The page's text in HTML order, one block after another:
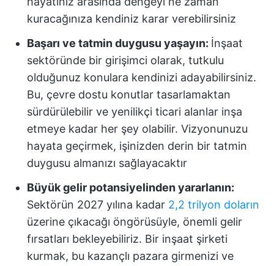
kuracağınıza kendiniz karar verebilirsiniz
Başarı ve tatmin duygusu yaşayın: İnşaat
sektöründe bir girişimci olarak, tutkulu
olduğunuz konulara kendinizi adayabilirsiniz.
Bu, çevre dostu konutlar tasarlamaktan
sürdürülebilir ve yenilikçi ticari alanlar inşa
etmeye kadar her şey olabilir. Vizyonunuzu
hayata geçirmek, işinizden derin bir tatmin
duygusu almanızı sağlayacaktır
Büyük gelir potansiyelinden yararlanın:
Sektörün 2027 yılına kadar 2,2 trilyon doların
üzerine çıkacağı öngörüsüyle, önemli gelir
fırsatları bekleyebiliriz. Bir inşaat şirketi
kurmak, bu kazançlı pazara girmenizi ve